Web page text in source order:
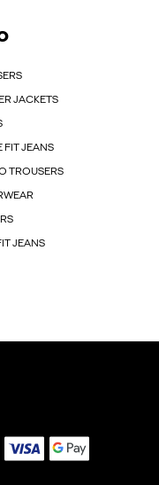
JACKETS
FIT JEANS
TROUSERS
JEANS